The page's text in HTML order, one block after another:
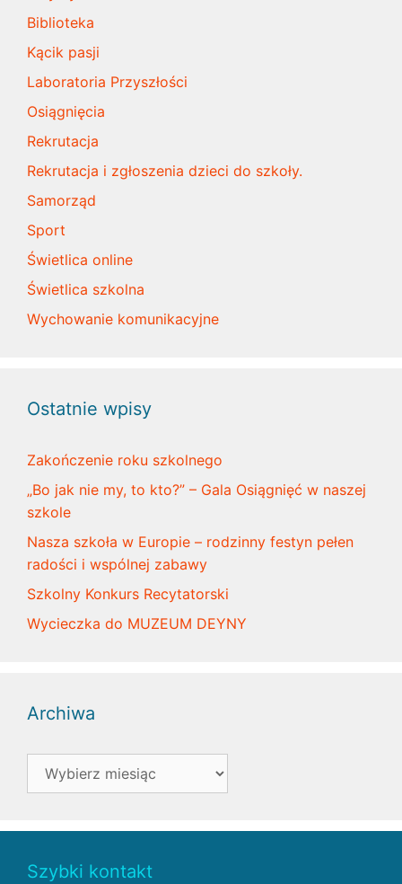
Biblioteka
Kącik pasji
Laboratoria Przyszłości
Osiągnięcia
Rekrutacja
Rekrutacja i zgłoszenia dzieci do szkoły.
Samorząd
Sport
Świetlica online
Świetlica szkolna
Wychowanie komunikacyjne
Ostatnie wpisy
Zakończenie roku szkolnego
„Bo jak nie my, to kto?” – Gala Osiągnięć w naszej
szkole
Nasza szkoła w Europie – rodzinny festyn pełen
radości i wspólnej zabawy
Szkolny Konkurs Recytatorski
Wycieczka do MUZEUM DEYNY
Archiwa
Archiwa
Szybki kontakt